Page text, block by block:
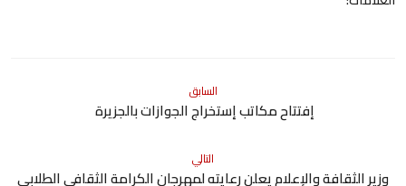
السابق
إفتتاح مكاتب إستخراج الجوازات بالجزيرة
التالي
وزير الثقافة والإعلام يعلن رعايته لمهرجان الكرامة الثقافي الطلابي